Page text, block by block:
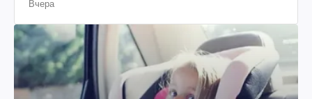
Вчера